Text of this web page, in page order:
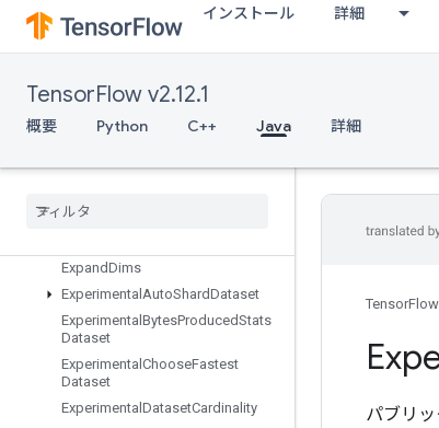
インストール 詳細
TensorFlow v2.12.1
概要 Python C++ Java 詳細
EnqueueTPUEmbeddingIntegerBatch
EnqueueTPUEmbeddingRaggedTensorBatch
EnqueueTPUEmbeddingSparseBatch
EnqueueTPUEmbeddingSparseTensorBatch
Execute
ExpandDims
Experimental AutoShardDataset
Experimental BytesProducedStats
Dataset
Experimental ChooseFastest
Dataset
Experimental DatasetCardinality
TensorFlow
パブリ